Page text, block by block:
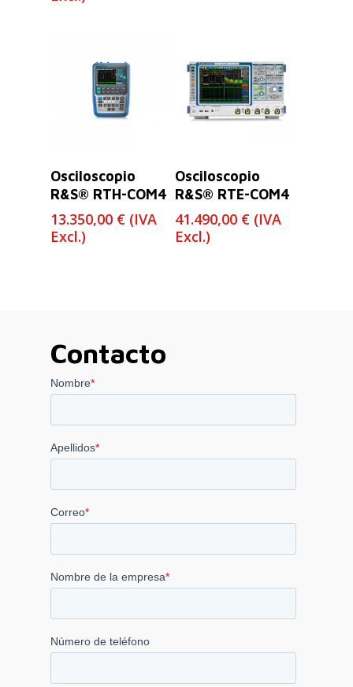
Osciloscopio
R&S® RTH-COM4
13.350,00 € (IVA
Excl.)
Osciloscopio
R&S® RTE-COM4
41.490,00 € (IVA
Excl.)
Contacto